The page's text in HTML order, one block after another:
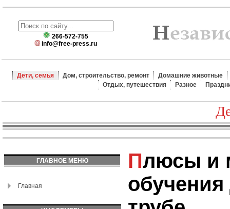
266-572-755
info@free-press.ru
Дети, семья Дом, строительство, ремонт
Домашние животные
Отдых, путешествия
Разное
ГЛАВНОЕ МЕНЮ
Главная
Плюсы и минусы
обучения